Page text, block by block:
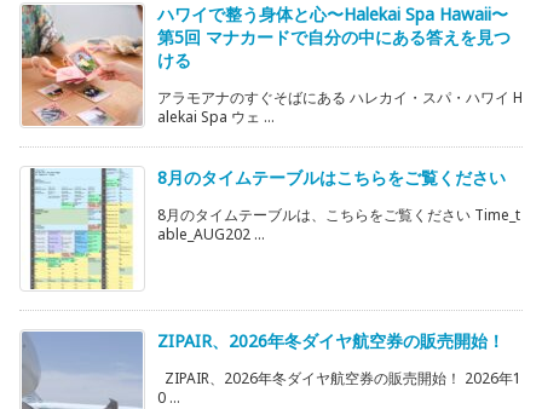
ハワイで整う身体と心〜Halekai Spa Hawaii〜
第5回 マナカードで自分の中にある答えを見つ
ける
アラモアナのすぐそばにある ハレカイ・スパ・ハワイ H
alekai Spa ウェ ...
8月のタイムテーブルはこちらをご覧ください
8月のタイムテーブルは、こちらをご覧ください Time_t
able_AUG202 ...
ZIPAIR、2026年冬ダイヤ航空券の販売開始！
ZIPAIR、2026年冬ダイヤ航空券の販売開始！ 2026年1
0 ...